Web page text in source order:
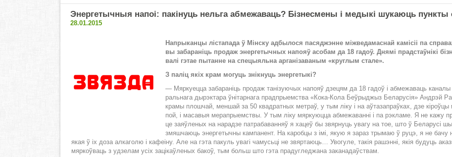
Энергетычныя напоі: пакінуць нельга абмежаваць? Біз­несмены і ме­ды­кі шу­ка­юць пунк­ты
28.01.2015
На­пры­кан­цы ліс­та­па­да ў Мін­ску ад­бы­ло­ся па­ся­джэн­не між­ве­да­мас­най ка­мі­сіі па
вы за­ба­ра­ніць про­даж энер­ге­тыч­ных на­по­яў асо­бам да 18 га­доў. Дня­мі прад­стаў­ні­кі
ва­лі гэ­тае пы­тан­не на спе­цы­яль­на ар­га­ні­за­ва­ным «круг­лым ста­ле».
З па­ліц якіх крам мо­гуць знік­нуць энер­ге­ты­кі?
— Мяр­ку­ец­ца за­ба­ра­ніць про­даж та­ні­зу­ю­чых на­по­яў дзе­цям да 18 га­доў і аб­ме­жа­ваць
раль­на­га ды­рэк­та­ра ўні­тар­на­га прад­пры­ем­ства «Ко­ка-Ко­ла Беў­ры­джыз Бе­ла­ру­сія» Анд­рэй
кра­мы пло­шчай, мен­шай за 50 квад­рат­ных мет­раў, у тым лі­ку і на аў­та­за­праў­ках, дзе
пой, і ма­са­выя ме­ра­пры­ем­ствы. У тым лі­ку мяр­ку­юц­ца аб­ме­жа­ван­ні і па рэ­кла­ме. Я не ка­жу
це за­яў­ле­ных на на­ра­дзе па­тра­ба­ван­няў я ха­цеў бы звяр­нуць ува­гу на тое, што ў Бе­ла­ру­сі
змя­шча­юць энер­ге­тыч­ны кам­па­нент. На ка­роб­цы з імі, якую я за­раз тры­маю ў ру­цэ, я не ба­чу
якая ў іх до­за ал­ка­го­лю і ка­фе­і­ну. Але на гэ­та па­куль ува­гі ча­мусь­ці не звяр­та­юць… Уво­гу­ле, та­кія ра­шэн­ні, якія бу­дуць
мяр­коў­ваць з удзе­лам усіх за­ці­каў­ле­ных ба­коў, тым больш што гэ­та пра­ду­гле­джа­на за­ка­на­даў­ствам.